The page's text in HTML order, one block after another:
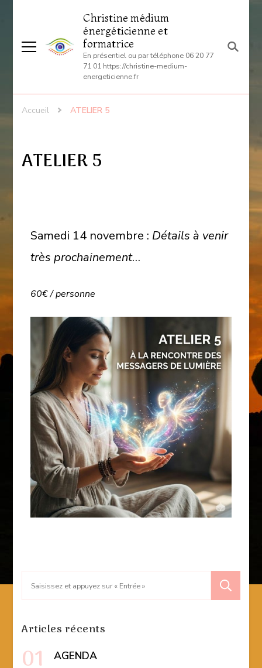
Christine médium
énergéticienne et
formatrice
En présentiel ou par téléphone 06 20 77
71 01 https://christine-medium-
energeticienne.fr
Accueil ATELIER 5
ATELIER 5
Samedi 14 novembre : Détails à venir
très prochainement…
60€ / personne
Articles récents
AGENDA